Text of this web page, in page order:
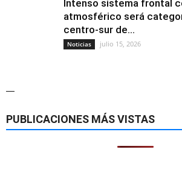
Intenso sistema frontal
atmosférico será
centro-sur de...
Noticias julio 15, 2026
—
PUBLICACIONES MÁS VISTAS